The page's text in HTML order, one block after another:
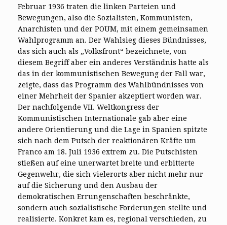
Februar 1936 traten die linken Parteien und
Bewegungen, also die Sozialisten, Kommunisten,
Anarchisten und der POUM, mit einem gemeinsamen
Wahlprogramm an. Der Wahlsieg dieses Bündnisses,
das sich auch als „Volksfront“ bezeichnete, von
diesem Begriff aber ein anderes Verständnis hatte als
das in der kommunistischen Bewegung der Fall war,
zeigte, dass das Programm des Wahlbündnisses von
einer Mehrheit der Spanier akzeptiert worden war.
Der nachfolgende VII. Weltkongress der
Kommunistischen Internationale gab aber eine
andere Orientierung und die Lage in Spanien spitzte
sich nach dem Putsch der reaktionären Kräfte um
Franco am 18. Juli 1936 extrem zu. Die Putschisten
stießen auf eine unerwartet breite und erbitterte
Gegenwehr, die sich vielerorts aber nicht mehr nur
auf die Sicherung und den Ausbau der
demokratischen Errungenschaften beschränkte,
sondern auch sozialistische Forderungen stellte und
realisierte. Konkret kam es, regional verschieden, zu